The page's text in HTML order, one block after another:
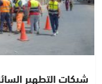
شبكات التطهير